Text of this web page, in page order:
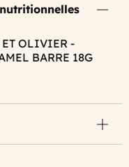
OLIVIER -
BARRE 18G